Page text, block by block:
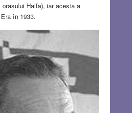
Haifa), iar acesta a
în 1933.